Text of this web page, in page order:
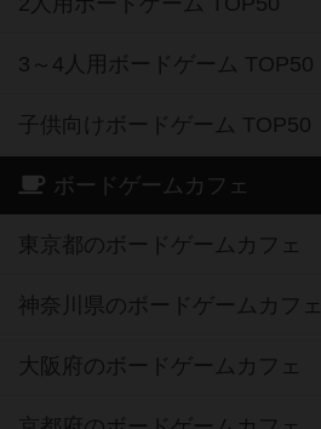
3～4人用ボードゲーム TOP50
子供向けボードゲーム TOP50
ボードゲームカフェ
東京都のボードゲームカフェ
神奈川県のボードゲームカフェ
大阪府のボードゲームカフェ